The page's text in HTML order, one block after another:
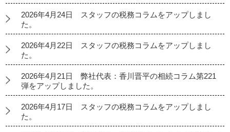
2026年4月24日 スタッフの税務コラムをアップしまし
た。
2026年4月22日 スタッフの税務コラムをアップしまし
た。
2026年4月21日 弊社代表：香川晋平の相続コラム第221
弾をアップしました。
2026年4月17日 スタッフの税務コラムをアップしまし
た。